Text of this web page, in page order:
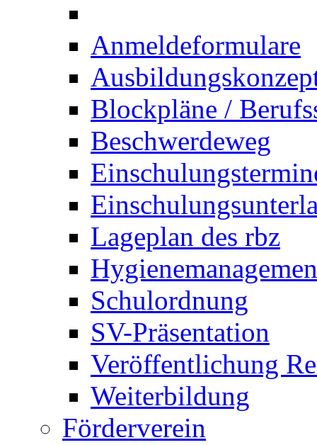
Anmeldeformulare
Blockpläne /
Beschwerdeweg
Lageplan des rbz
Schulordnung
SV-Präsentation
Veröffentlichung
Weiterbildung
Förderverein